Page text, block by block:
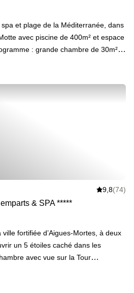
et plage de la Méditerranée, dans
avec piscine de 400m² et espace
: grande chambre de 30m²,
intérieure, sauna, hammam et
au bord de la piscine et petit-
9,8(74)
& SPA *****
fortifiée d’Aigues-Mortes, à deux
un 5 étoiles caché dans les
avec vue sur la Tour
la piscine chauffée avec son +1 ·